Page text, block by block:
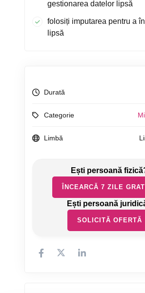
gestionarea datelor lipsă
folosiți imputarea pentru a
lipsă
Durată
Categorie
Limbă
ÎNCEARCĂ 7 ZILE
SOLICITĂ OFERTĂ